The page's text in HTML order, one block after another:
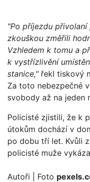
"Po příjezdu
zkouškou změřili
Vzhledem k tomu a
k vystřízlivění
stanice,"řekl tiskový
Za toto nebezpečné
svobody až na jeden
Policisté zjistili, že k
útokům dochází v
po dobu tří let. Kvůli
policisté muže
Autoři | Foto